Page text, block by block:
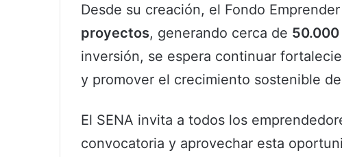
Desde su creación, el Fondo
proyectos, generando cerca de
inversión, se espera continuar
y promover el crecimiento sostenible
El SENA invita a todos los
convocatoria y aprovechar esta